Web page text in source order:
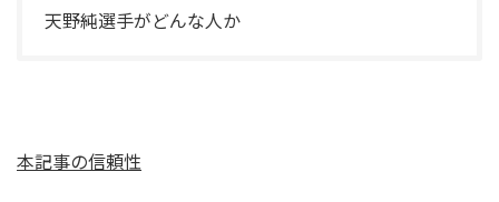
天野純選手がどんな人か
本記事の信頼性